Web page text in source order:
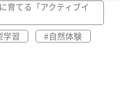
育てる「アクティブイ
学習
#自然体験